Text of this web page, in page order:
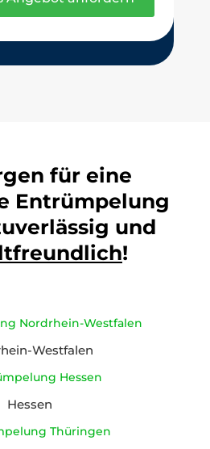
für eine
Entrümpelung
und
!
Westfalen
Hessen